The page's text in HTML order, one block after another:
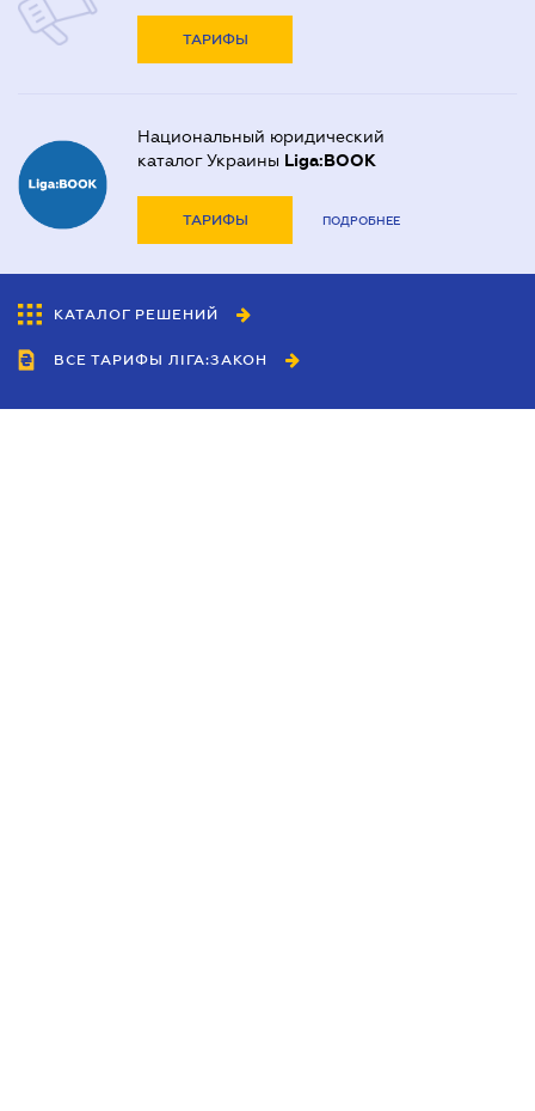
ТАРИФЫ
Национальный юридический
каталог Украины Liga:BOOK
ТАРИФЫ ПОДРОБНЕЕ
КАТАЛОГ РЕШЕНИЙ
ВСЕ ТАРИФЫ ЛІГА:ЗАКОН